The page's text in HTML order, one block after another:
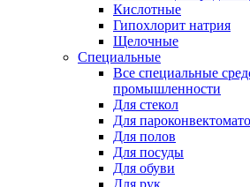
Кислотные
Гипохлорит натрия
Щелочные
Специальные
Все специальные
промышленности
Для стекол
Для
Для полов
Для посуды
Для обуви
Для рук